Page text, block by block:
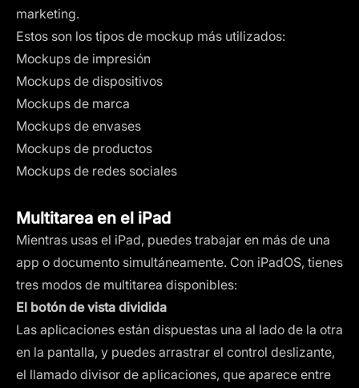
marketing.
Estos son los tipos de mockup más utilizados:
Mockups de impresión
Mockups de dispositivos
Mockups de marca
Mockups de envases
Mockups de productos
Mockups de redes sociales
Multitarea en el iPad
Mientras usas el iPad, puedes trabajar en más de una
app o documento simultáneamente. Con iPadOS, tienes
tres modos de multitarea disponibles:
El botón de vista dividida
Las aplicaciones están dispuestas una al lado de la otra
en la pantalla, y puedes arrastrar el control deslizante,
el llamado divisor de aplicaciones, que aparece entre